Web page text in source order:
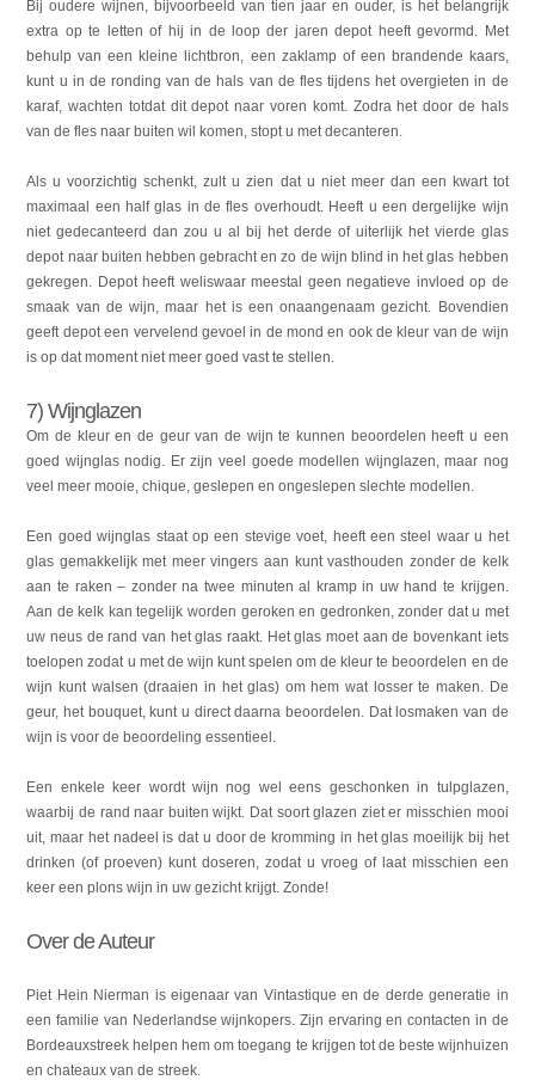
Bij oudere wijnen, bijvoorbeeld van tien jaar en ouder, is het belangrijk
extra op te letten of hij in de loop der jaren depot heeft gevormd. Met
behulp van een kleine lichtbron, een zaklamp of een brandende kaars,
kunt u in de ronding van de hals van de fles tijdens het overgieten in de
karaf, wachten totdat dit depot naar voren komt. Zodra het door de hals
van de fles naar buiten wil komen, stopt u met decanteren.
Als u voorzichtig schenkt, zult u zien dat u niet meer dan een kwart tot
maximaal een half glas in de fles overhoudt. Heeft u een dergelijke wijn
niet gedecanteerd dan zou u al bij het derde of uiterlijk het vierde glas
depot naar buiten hebben gebracht en zo de wijn blind in het glas hebben
gekregen. Depot heeft weliswaar meestal geen negatieve invloed op de
smaak van de wijn, maar het is een onaangenaam gezicht. Bovendien
geeft depot een vervelend gevoel in de mond en ook de kleur van de wijn
is op dat moment niet meer goed vast te stellen.
7) Wijnglazen
Om de kleur en de geur van de wijn te kunnen beoordelen heeft u een
goed wijnglas nodig. Er zijn veel goede modellen wijnglazen, maar nog
veel meer mooie, chique, geslepen en ongeslepen slechte modellen.
Een goed wijnglas staat op een stevige voet, heeft een steel waar u het
glas gemakkelijk met meer vingers aan kunt vasthouden zonder de kelk
aan te raken – zonder na twee minuten al kramp in uw hand te krijgen.
Aan de kelk kan tegelijk worden geroken en gedronken, zonder dat u met
uw neus de rand van het glas raakt. Het glas moet aan de bovenkant iets
toelopen zodat u met de wijn kunt spelen om de kleur te beoordelen en de
wijn kunt walsen (draaien in het glas) om hem wat losser te maken. De
geur, het bouquet, kunt u direct daarna beoordelen. Dat losmaken van de
wijn is voor de beoordeling essentieel.
Een enkele keer wordt wijn nog wel eens geschonken in tulpglazen,
waarbij de rand naar buiten wijkt. Dat soort glazen ziet er misschien mooi
uit, maar het nadeel is dat u door de kromming in het glas moeilijk bij het
drinken (of proeven) kunt doseren, zodat u vroeg of laat misschien een
keer een plons wijn in uw gezicht krijgt. Zonde!
Over de Auteur
Piet Hein Nierman is eigenaar van Vintastique en de derde generatie in
een familie van Nederlandse wijnkopers. Zijn ervaring en contacten in de
Bordeauxstreek helpen hem om toegang te krijgen tot de beste wijnhuizen
en chateaux van de streek.